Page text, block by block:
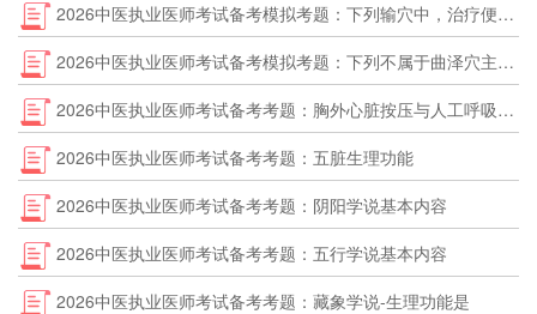
2026中医执业医师考试备考模拟考题：下列输穴中，治疗便秘效果较好的是
2026中医执业医师考试备考模拟考题：下列不属于曲泽穴主治病证的是
2026中医执业医师考试备考考题：胸外心脏按压与人工呼吸的比例是
2026中医执业医师考试备考考题：五脏生理功能
2026中医执业医师考试备考考题：阴阳学说基本内容
2026中医执业医师考试备考考题：五行学说基本内容
2026中医执业医师考试备考考题：藏象学说-生理功能是